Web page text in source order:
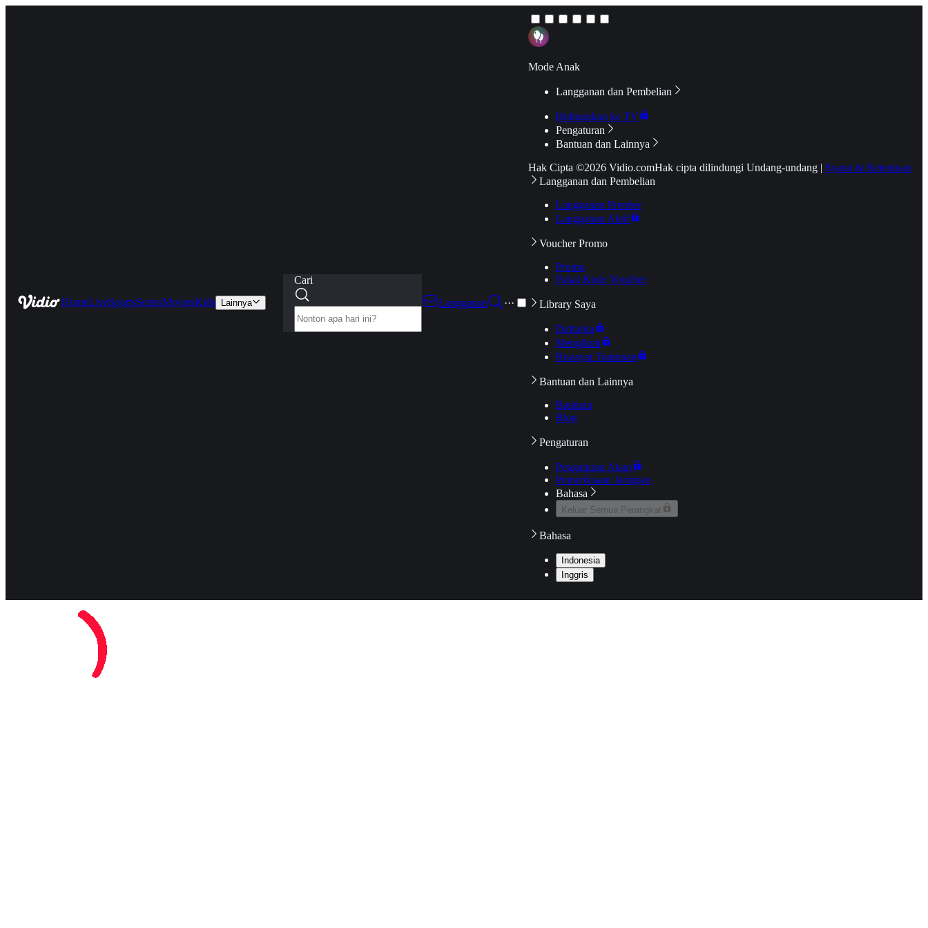
HomeLiveSportsSeriesMoviesKids Lainnya
Cari
Langganan
···
Mode Anak
Langganan dan Pembelian
Hubungkan ke TV
Pengaturan
Bantuan dan Lainnya
Hak Cipta ©2026 Vidio.comHak cipta dilindungi Undang-undang | Syarat & Ketentuan
Langganan dan Pembelian
Langganan Premier
Langganan Aktif
Voucher Promo
Promo
Pakai Kode Voucher
Library Saya
Daftarku
Mengikuti
Riwayat Tontonan
Bantuan dan Lainnya
Bantuan
Blog
Pengaturan
Pengaturan Akun
Pemeriksaan Jaringan
Bahasa
Keluar Semua Perangkat
Bahasa
Indonesia
Inggris